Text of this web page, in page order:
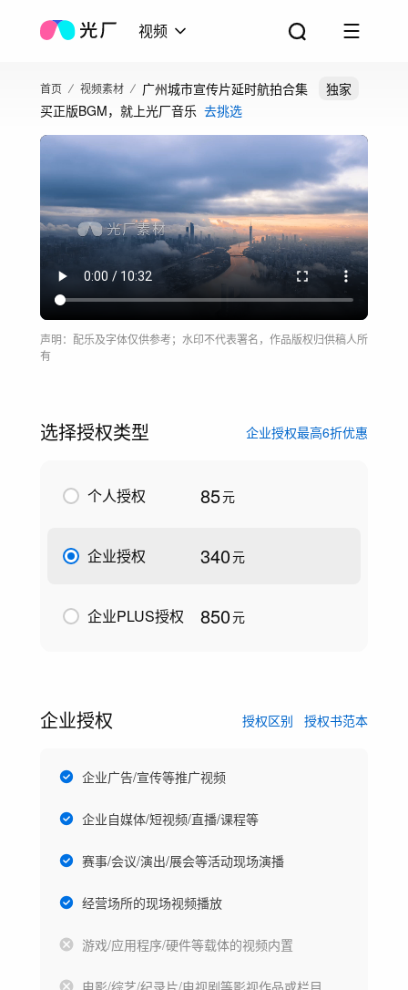
视频
首页 视频素材 广州城市宣传片延时航拍合集
独家
买正版BGM，就上光厂音乐 去挑选
声明：配乐及字体仅供参考；水印不代表署名，作品版权归供稿人所
有
选择授权类型 企业授权最高6折优惠
个人授权 85元
企业授权 340元
企业PLUS授权 850元
企业授权 授权区别 授权书范本
企业广告/宣传等推广视频
企业自媒体/短视频/直播/课程等
赛事/会议/演出/展会等活动现场演播
经营场所的现场视频播放
游戏/应用程序/硬件等载体的视频内置
电影/综艺/纪录片/电视剧等影视作品或栏目